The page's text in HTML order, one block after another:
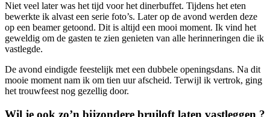
Niet veel later was het tijd voor het dinerbuffet. Tijdens het eten
bewerkte ik alvast een serie foto’s. Later op de avond werden deze
op een beamer getoond. Dit is altijd een mooi moment. Ik vind het
geweldig om de gasten te zien genieten van alle herinneringen die ik
vastlegde.
De avond eindigde feestelijk met een dubbele openingsdans. Na dit
mooie moment nam ik om tien uur afscheid. Terwijl ik vertrok, ging
het trouwfeest nog gezellig door.
Wil je ook zo’n bijzondere bruiloft laten vastleggen ?